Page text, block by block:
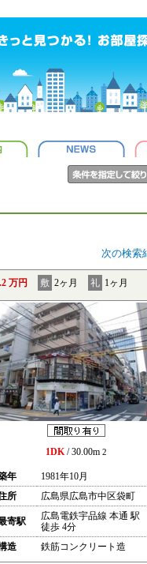
次の検索
万円 敷 2ヶ月 礼 1ヶ月
1DK/ 30.00m 2
年
1981年10月
所
広島県広島市中区袋町
寄駅
広島電鉄宇品線 本通 駅
徒歩 4分
造
鉄筋コンクリート造